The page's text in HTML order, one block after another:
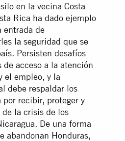
en la vecina Costa
Rica ha dado ejemplo
entrada de
la seguridad que se
Persisten desafíos
acceso a la atención
el empleo, y la
debe respaldar los
por recibir, proteger y
de la crisis de los
De una forma
abandonan Honduras,